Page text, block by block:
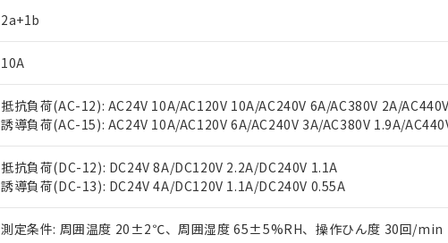
2a+1b
10A
抵抗負荷(AC-12): AC24V 10A/AC120V 10A/AC240V 6A/AC380V 2A/
誘導負荷(AC-15): AC24V 10A/AC120V 6A/AC240V 3A/AC380V 1.9A/
抵抗負荷(DC-12): DC24V 8A/DC120V 2.2A/DC240V 1.1A
誘導負荷(DC-13): DC24V 4A/DC120V 1.1A/DC240V 0.55A
測定条件: 周囲温度 20±2℃、周囲湿度 65±5%RH、操作ひん度 30回/min
ご利用条件
以下の条件をお読みいただき、同意のうえご利用ください。
本サービスは、当社制御機器事業取扱商品の当社在庫状況および標
くものです。
当社制御機器事業取扱商品の中には、本サービスの対象外となる商
のであり、閲覧された時点での実際の在庫および標準価格とは異な
い。
正式な納期状況および標準価格はお客様のお取引先、またはお客様
当社販売員にご相談ください。
非該当品：ライセンス料など無形物で、有害物質有無と関係のない商品で
仕入先様の事情により、非含有部品としていたものが、含有品と判明し
があります。
*EU RoHS指令（10物質）：
鉛(Pb) 1000ppm以下、 水銀(Hg) 1000ppm以下、 カドミウム(Cd) 100ppm以下、
六価クロム(Cr(Ⅵ)) 1000ppm以下、ポリ臭化ビフェニル類(PBB) 1000ppm以下、ポリ臭化ジ
但し、RoHS指令で産業用監視および制御機器に対する適用除外項目は除く。
フタル酸エステル類の４物質については閾値を超える意図的な使用がないことを確認していま
※2 対応予定月
※1 中国RoHS○×表
「－」：未確認です。当社販売部門へお問い合わせください。
*中国RoHS10物質の基準値 (GB/T26572)：
Pb(鉛) :1000ppm、 Hg(水銀) : 1000ppm、 Cd(カドミウム) : 100ppm、
Cr(Ⅵ)(六価クロム) : 1000ppm、 PBBs(ポリ臭化ビフェニル類) : 1000ppm、 PBDEs(ポリ臭化
DBP(フタル酸ジブチル) : 1000ppm、 DIBP(フタル酸ジイソブチル) : 1000ppm、 BBP(フタル
DEHP(フタル酸ビス(2-エチルヘキシル)) : 1000ppm
当社は、これら貴社製品のうち、外国為替および外国貿易法に定め
う）を輸出または国外への提供する場合は、日本国政府の輸出許可
当社は規制貨物を破棄する場合は、完全に破砕するなど、違法に輸
ます。
当社は貴社製品を、核兵器、ミサイル、化学兵器、生物兵器または
当社は、貴社製品を第三者に販売する場合は、上記1、2および3の
記
号
説明
○ 一定数以上の在庫あり
△ 一定数には満たないが在庫あり